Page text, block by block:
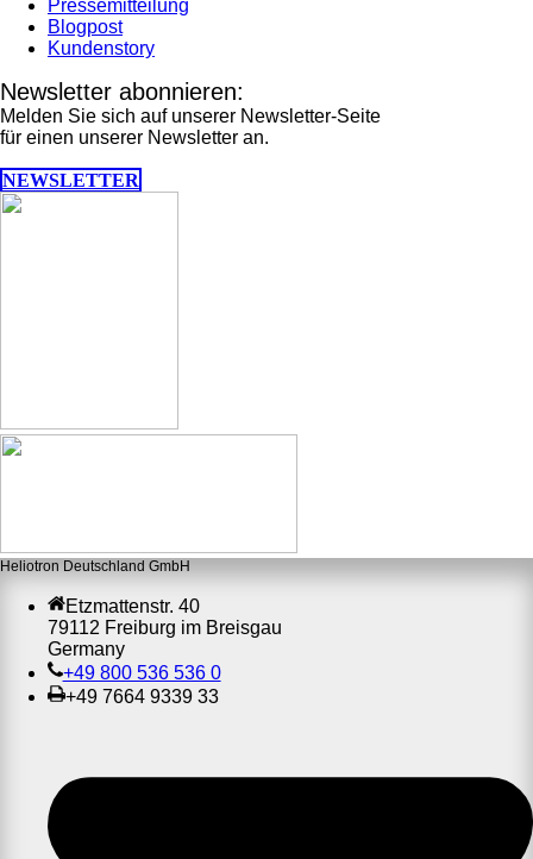
Pressemitteilung
Blogpost
Kundenstory
Newsletter abonnieren:
Melden Sie sich auf unserer Newsletter-Seite
für einen unserer Newsletter an.
NEWSLETTER
Heliotron Deutschland GmbH
Etzmattenstr. 40
79112 Freiburg im Breisgau
Germany
+49 800 536 536 0
+49 7664 9339 33